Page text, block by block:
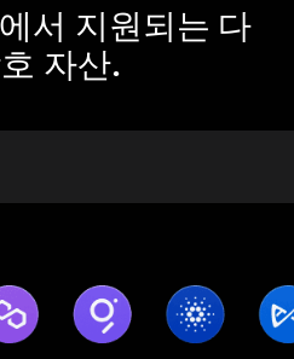
서 지원되는 다
자산.